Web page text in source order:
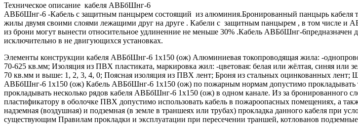
Техническое описание кабеля АВБбШнг-6
АВБбШнг-6 -Кабель с защитным панцырем состоящий из алюминия.Бронированный панцырь кабеля
жилы двумя своими слоями лежащими друг на друге . Кабели с защитным панцырем , в том числе и
из брони могут вынести относительное удлиненние не меньше 30% .Кабель АВБбШнг-
исключительно в не двигующихся установках.
Элементы конструкции кабеля АВБбШнг-6 1х150 (ож) Алюминиевая токопроводящая жила: -
70-625 кв.мм; Изоляция из ПВХ пластиката, маркировка жил: -цветовая: белая или жёлтая, синяя или
70 кв.мм и выше: 1, 2, 3, 4, 0; Поясная изоляция из ПВХ лент; Броня из стальных оцинкованных
АВБбШнг-6 1х150 (ож) Кабель АВБбШнг-6 1х150 (ож) по пожарным нормам допустимо прокладывать
прокладывать несколько рядов кабеля АВБбШнг-6 1х150 (ож) в одном канале. Из за бронированного
пластификатору в оболочке ПВХ допустимо использовать кабель в пожароопасных помещениях, а
надземная (воздушная) и подземная (в земле в траншеях или трубах) прокладка данного кабеля при
существующим Правилам прокладки и эксплуатации при пересечении траншей, котлованов